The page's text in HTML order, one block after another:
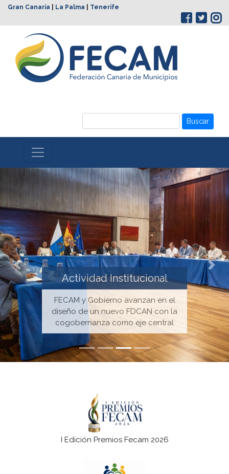
Gran Canaria La Palma Tenerife
Buscar
Actividad Institucional
FECAM y Gobierno avanzan en el
diseño de un nuevo FDCAN con la
cogobernanza como eje central
Anterior
I Edición Premios Fecam 2026